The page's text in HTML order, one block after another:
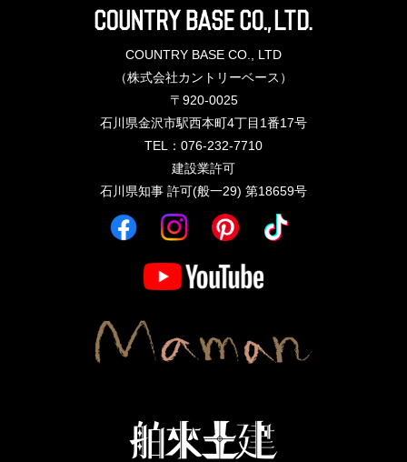
COUNTRY BASE CO., LTD
（株式会社カントリーベース）
〒920-0025
石川県金沢市駅西本町4丁目1番17号
TEL：076-232-7710
建設業許可
石川県知事 許可(般一29) 第18659号